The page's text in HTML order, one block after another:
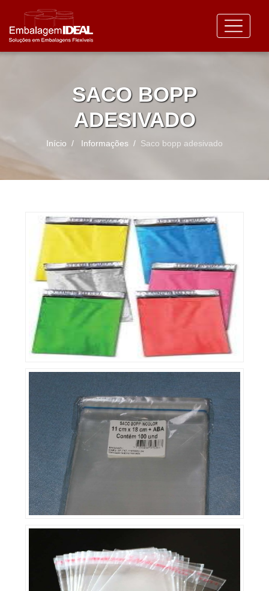
SACO BOPP
ADESIVADO
Início Informações Saco bopp adesivado